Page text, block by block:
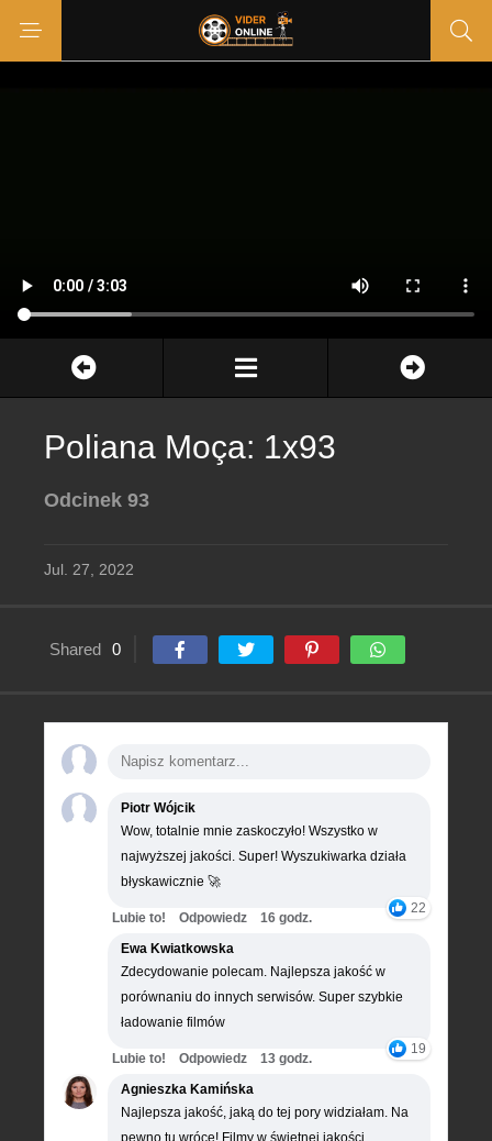
Poliana Moça: 1x93
Odcinek 93
Jul. 27, 2022
Shared 0
Piotr Wójcik
Wow, totalnie mnie zaskoczyło! Wszystko w
najwyższej jakości. Super! Wyszukiwarka działa
błyskawicznie 🚀
22
Lubie to! Odpowiedz
16 godz.
Ewa Kwiatkowska
Zdecydowanie polecam. Najlepsza jakość w
porównaniu do innych serwisów. Super szybkie
ładowanie filmów
19
Lubie to! Odpowiedz
13 godz.
Agnieszka Kamińska
Najlepsza jakość, jaką do tej pory widziałam. Na
pewno tu wrócę! Filmy w świetnej jakości